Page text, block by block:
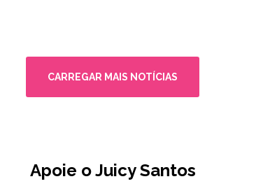
CARREGAR MAIS NOTÍCIAS
Apoie o Juicy Santos